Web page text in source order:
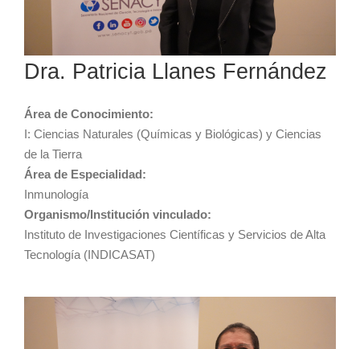
Dra. Patricia Llanes Fernández
Área de Conocimiento:
I: Ciencias Naturales (Químicas y Biológicas) y Ciencias
de la Tierra
Área de Especialidad:
Inmunología
Organismo/Institución vinculado:
Instituto de Investigaciones Científicas y Servicios de Alta
Tecnología (INDICASAT)